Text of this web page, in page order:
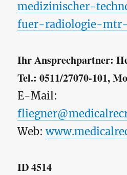
medizinischer-
fuer-radiologie-
Ihr Ansprechpartner:
Tel.: 0511/27070-101,
E-Mail:
Web:
ID 4514